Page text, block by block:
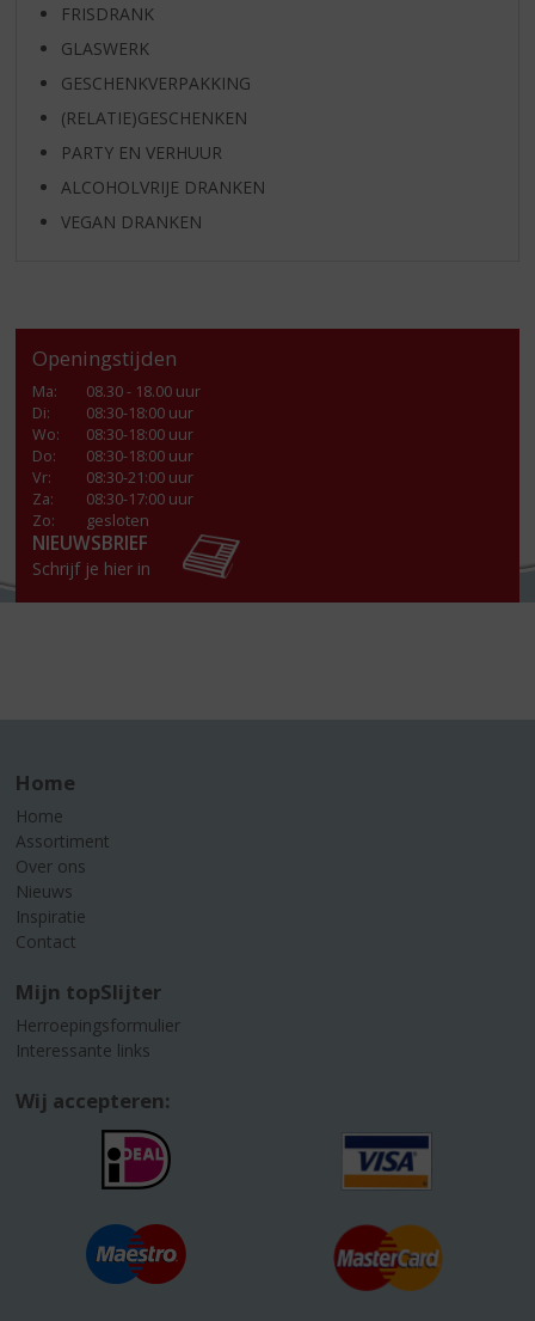
FRISDRANK
GLASWERK
GESCHENKVERPAKKING
(RELATIE)GESCHENKEN
PARTY EN VERHUUR
ALCOHOLVRIJE DRANKEN
VEGAN DRANKEN
Openingstijden
Ma:
08.30 - 18.00 uur
Di:
08:30-18:00 uur
Wo:
08:30-18:00 uur
Do:
08:30-18:00 uur
Vr:
08:30-21:00 uur
Za:
08:30-17:00 uur
Zo:
gesloten
NIEUWSBRIEF
Schrijf je hier in
Home
Home
Assortiment
Over ons
Nieuws
Inspiratie
Contact
Mijn topSlijter
Herroepingsformulier
Interessante links
Wij accepteren: